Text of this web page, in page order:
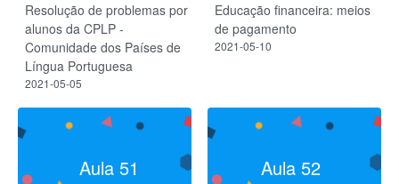
Resolução de problemas por
alunos da CPLP -
Comunidade dos Países de
Língua Portuguesa
2021-05-05
Educação financeira: meios
de pagamento
2021-05-10
Aula 51 Aula 52